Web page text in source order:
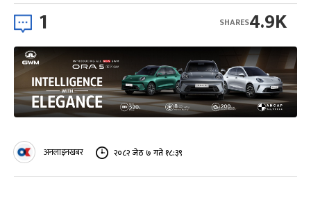
1 4.9K
SHARES
अनलाइनखबर २०८२ जेठ ७ गते १८:३९